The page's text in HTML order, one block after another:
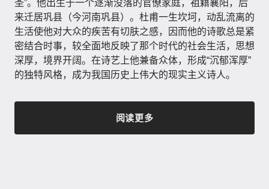
圣”。他出生于一个逐渐没落的官僚家庭，祖籍襄阳，后
来迁居巩县（今河南巩县）。杜甫一生坎坷，动乱流离的
生活使他对大众的疾苦有切肤之感，因而他的诗歌总是紧
密结合时事，较全面地反映了那个时代的社会生活，思想
深厚，境界开阔。在诗艺上他兼备众体，形成“沉郁浑厚”
的独特风格，成为我国历史上伟大的现实主义诗人。
阅读更多